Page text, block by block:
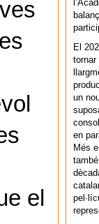
el
El
un
en
Més